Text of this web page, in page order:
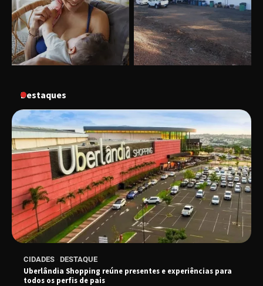
Destaques
CIDADES DESTAQUE
Uberlândia Shopping reúne presentes e experiências para
todos os perfis de pais
“Vozes pela Vida” celebra 10 anos com show
em Uberlândia
“Uma prosa de valor” é o tema da roda de
conversa com o diretor e a produtora do
espetáculo Bárbara
“Tom na Fazenda” retorna à Uberlândia após
sucesso absoluto em 2025
Senac em Uberlândia oferece curso gratuito
de Tricologia e Terapia Capilar